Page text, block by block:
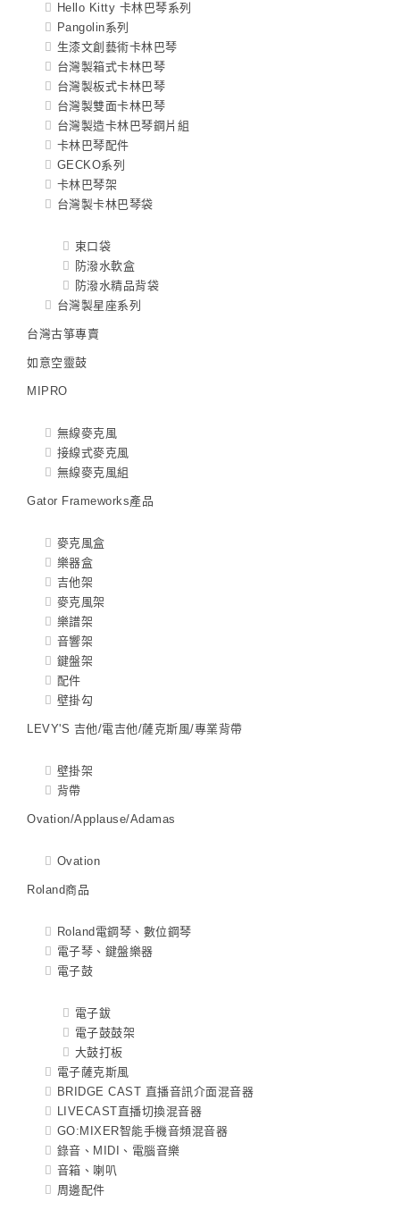
Hello Kitty 卡林巴琴系列
Pangolin系列
生漆文創藝術卡林巴琴
台灣製箱式卡林巴琴
台灣製板式卡林巴琴
台灣製雙面卡林巴琴
台灣製造卡林巴琴鋼片組
卡林巴琴配件
GECKO系列
卡林巴琴架
台灣製卡林巴琴袋
束口袋
防潑水軟盒
防潑水精品背袋
台灣製星座系列
台灣古箏專賣
如意空靈鼓
MIPRO
無線麥克風
接線式麥克風
無線麥克風組
Gator Frameworks產品
麥克風盒
樂器盒
吉他架
麥克風架
樂譜架
音響架
鍵盤架
配件
壁掛勾
LEVY'S 吉他/電吉他/薩克斯風/專業背帶
壁掛架
背帶
Ovation/Applause/Adamas
Ovation
Roland商品
Roland電鋼琴、數位鋼琴
電子琴、鍵盤樂器
電子鼓
電子鈸
電子鼓鼓架
大鼓打板
電子薩克斯風
BRIDGE CAST 直播音訊介面混音器
LIVECAST直播切換混音器
GO:MIXER智能手機音頻混音器
錄音、MIDI、電腦音樂
音箱、喇叭
周邊配件